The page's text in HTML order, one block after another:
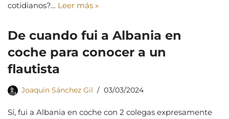
cotidianos?… Leer más »
De cuando fui a Albania en
coche para conocer a un
flautista
Joaquín Sánchez Gil 03/03/2024
Sí, fui a Albania en coche con 2 colegas expresamente